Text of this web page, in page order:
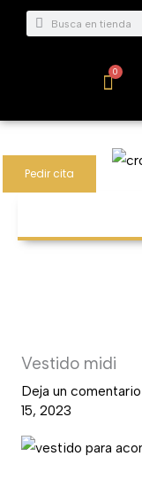
Buscar
Buscar
0
Pedir cita
Vestido midi
Deja un comentario
15, 2023